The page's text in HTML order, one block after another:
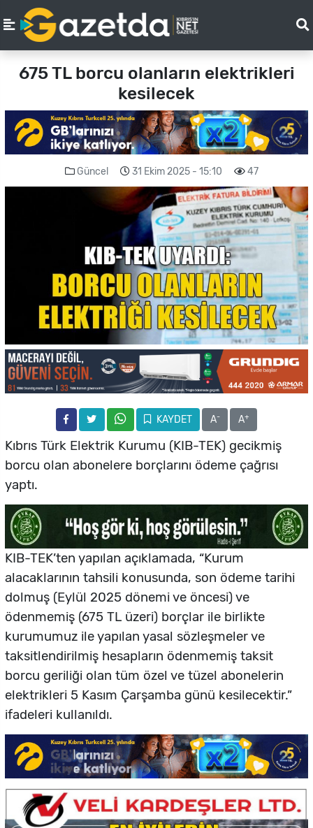
675 TL borcu olanların elektrikleri
kesilecek
Güncel 31 Ekim 2025 - 15:10 47
KAYDET A- A+
Kıbrıs Türk Elektrik Kurumu (KIB-TEK) gecikmiş
borcu olan abonelere borçlarını ödeme çağrısı
yaptı.
KIB-TEK’ten yapılan açıklamada, “Kurum
alacaklarının tahsili konusunda, son ödeme tarihi
dolmuş (Eylül 2025 dönemi ve öncesi) ve
ödenmemiş (675 TL üzeri) borçlar ile birlikte
kurumumuz ile yapılan yasal sözleşmeler ve
taksitlendirilmiş hesapların ödenmemiş taksit
borcu geriliği olan tüm özel ve tüzel abonelerin
elektrikleri 5 Kasım Çarşamba günü kesilecektir.”
ifadeleri kullanıldı.